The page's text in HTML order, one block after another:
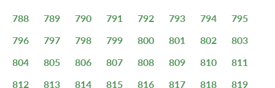
788
789 790 791 792 793 794
795
796
797 798 799 800 801 802
803
804
805 806 807 808 809 810
811
812
813 814 815 816 817 818
819